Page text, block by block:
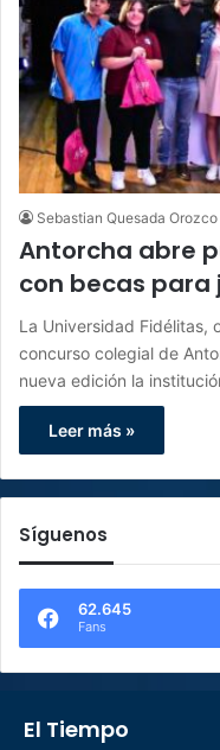
Sebastian Quesada Orozco
Antorcha abre
con becas para
La Universidad Fidélitas,
concurso colegial de
nueva edición la
Leer más »
Síguenos
62.645
Fans
El Tiempo